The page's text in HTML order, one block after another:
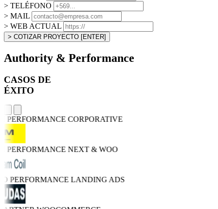
> TELÉFONO
> MAIL
> WEB ACTUAL
> COTIZAR PROYECTO [ENTER]
Authority & Performance
CASOS DE
ÉXITO
PERFORMANCECORPORATIVE
PERFORMANCENEXT & WOO
PERFORMANCELANDING ADS